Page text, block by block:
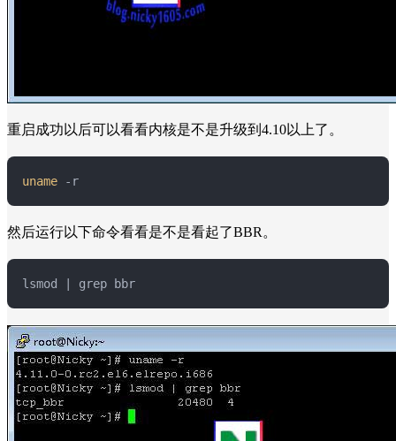
重启成功以后可以看看内核是不是升级到4.10以上了。
uname -r
然后运行以下命令看看是不是看起了BBR。
lsmod | grep bbr